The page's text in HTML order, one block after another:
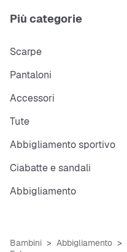
Più categorie
Scarpe
Pantaloni
Accessori
Tute
Abbigliamento sportivo
Ciabatte e sandali
Abbigliamento
Bambini Abbigliamento